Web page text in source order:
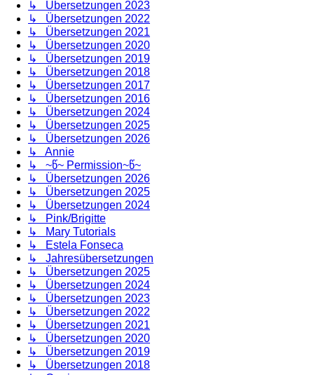
↳ Übersetzungen 2023
↳ Übersetzungen 2022
↳ Übersetzungen 2021
↳ Übersetzungen 2020
↳ Übersetzungen 2019
↳ Übersetzungen 2018
↳ Übersetzungen 2017
↳ Übersetzungen 2016
↳ Übersetzungen 2024
↳ Übersetzungen 2025
↳ Übersetzungen 2026
↳ Annie
↳ ~წ~ Permission~წ~
↳ Übersetzungen 2026
↳ Übersetzungen 2025
↳ Übersetzungen 2024
↳ Pink/Brigitte
↳ Mary Tutorials
↳ Estela Fonseca
↳ Jahresübersetzungen
↳ Übersetzungen 2025
↳ Übersetzungen 2024
↳ Übersetzungen 2023
↳ Übersetzungen 2022
↳ Übersetzungen 2021
↳ Übersetzungen 2020
↳ Übersetzungen 2019
↳ Übersetzungen 2018